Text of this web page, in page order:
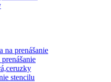
na prenášanie
stencilu